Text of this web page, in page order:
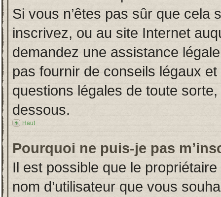
Si vous n’êtes pas sûr que cela
inscrivez, ou au site Internet
demandez une assistance
pas fournir de conseils légaux
questions légales de toute
dessous.
Haut
Pourquoi ne puis-je pas
Il est possible que le
nom d’utilisateur que vous